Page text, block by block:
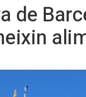
de